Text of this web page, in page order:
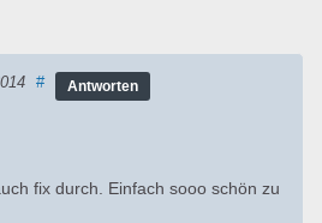
# Antworten
fix durch. Einfach sooo schön zu